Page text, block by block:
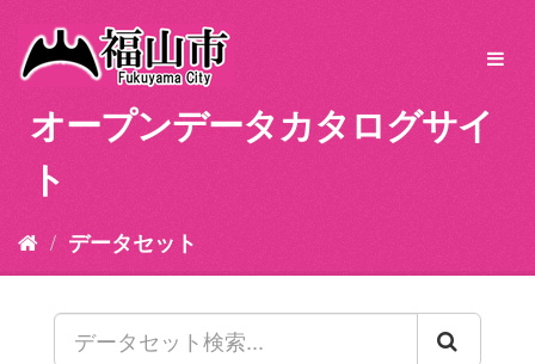
オープンデータカタログサイ
ト
データセット